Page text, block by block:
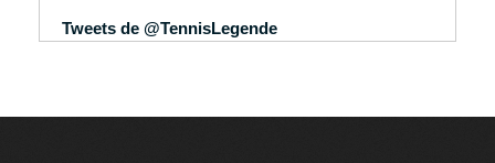
Tweets de @TennisLegende